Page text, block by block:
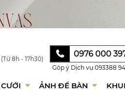
8h - 17h30)
0976 000
Góp ý Dịch vụ 093388
ẢNH ĐỂ BÀN